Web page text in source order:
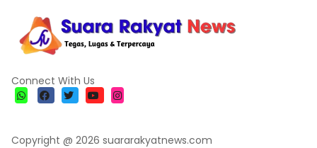
Connect With Us
Copyright @ 2026 suararakyatnews.com